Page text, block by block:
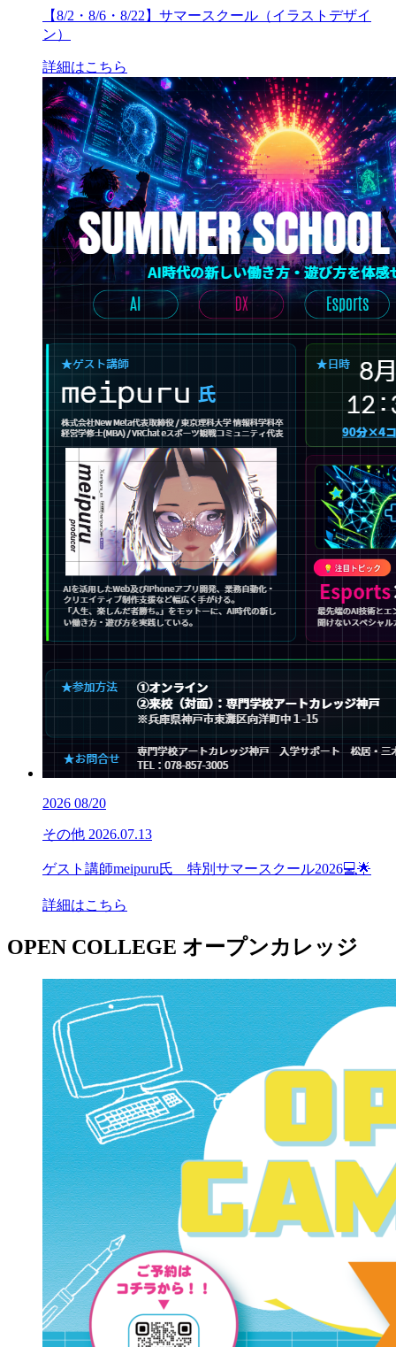
【8/2・8/6・8/22】サマースクール（イラストデザイ
ン）
詳細はこちら
2026 08/20
その他 2026.07.13
ゲスト講師meipuru氏 特別サマースクール2026💻🌟
詳細はこちら
OPEN COLLEGE オープンカレッジ